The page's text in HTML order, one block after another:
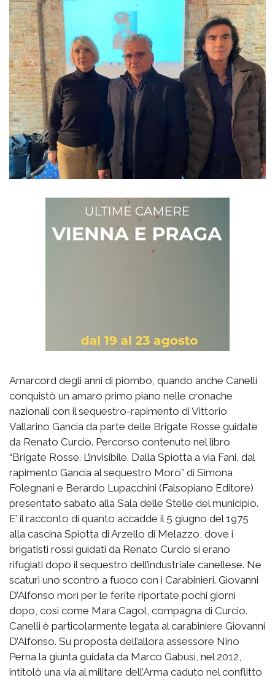
Amarcord degli anni di piombo, quando anche Canelli
conquistò un amaro primo piano nelle cronache
nazionali con il sequestro-rapimento di Vittorio
Vallarino Gancia da parte delle Brigate Rosse guidate
da Renato Curcio. Percorso contenuto nel libro
“Brigate Rosse. L’invisibile. Dalla Spiotta a via Fani, dal
rapimento Gancia al sequestro Moro” di Simona
Folegnani e Berardo Lupacchini (Falsopiano Editore)
presentato sabato alla Sala delle Stelle del municipio.
E’ il racconto di quanto accadde il 5 giugno del 1975
alla cascina Spiotta di Arzello di Melazzo, dove i
brigatisti rossi guidati da Renato Curcio si erano
rifugiati dopo il sequestro dell’industriale canellese. Ne
scaturì uno scontro a fuoco con i Carabinieri. Giovanni
D’Alfonso morì per le ferite riportate pochi giorni
dopo, così come Mara Cagol, compagna di Curcio.
Canelli è particolarmente legata al carabiniere Giovanni
D’Alfonso. Su proposta dell’allora assessore Nino
Perna la giunta guidata da Marco Gabusi, nel 2012,
intitolò una via al militare dell’Arma caduto nel conflitto